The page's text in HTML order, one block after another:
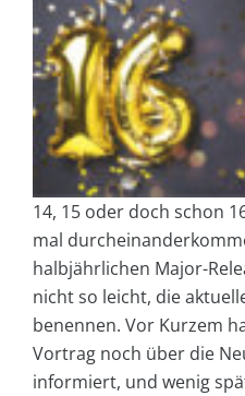
14, 15 oder doch schon
mal
halbjährlichen Major-
nicht so leicht, die
benennen. Vor Kurzem
Vortrag noch über die
informiert, und wenig